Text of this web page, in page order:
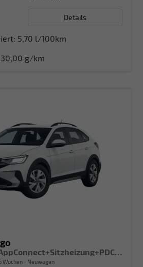
Details
5,70 l/100km
g/km
Trend 115PS DSG AppConnect+Sitzheizung+PDC+Alu16+LED+DAB+FrontAssist
Wochen Neuwagen